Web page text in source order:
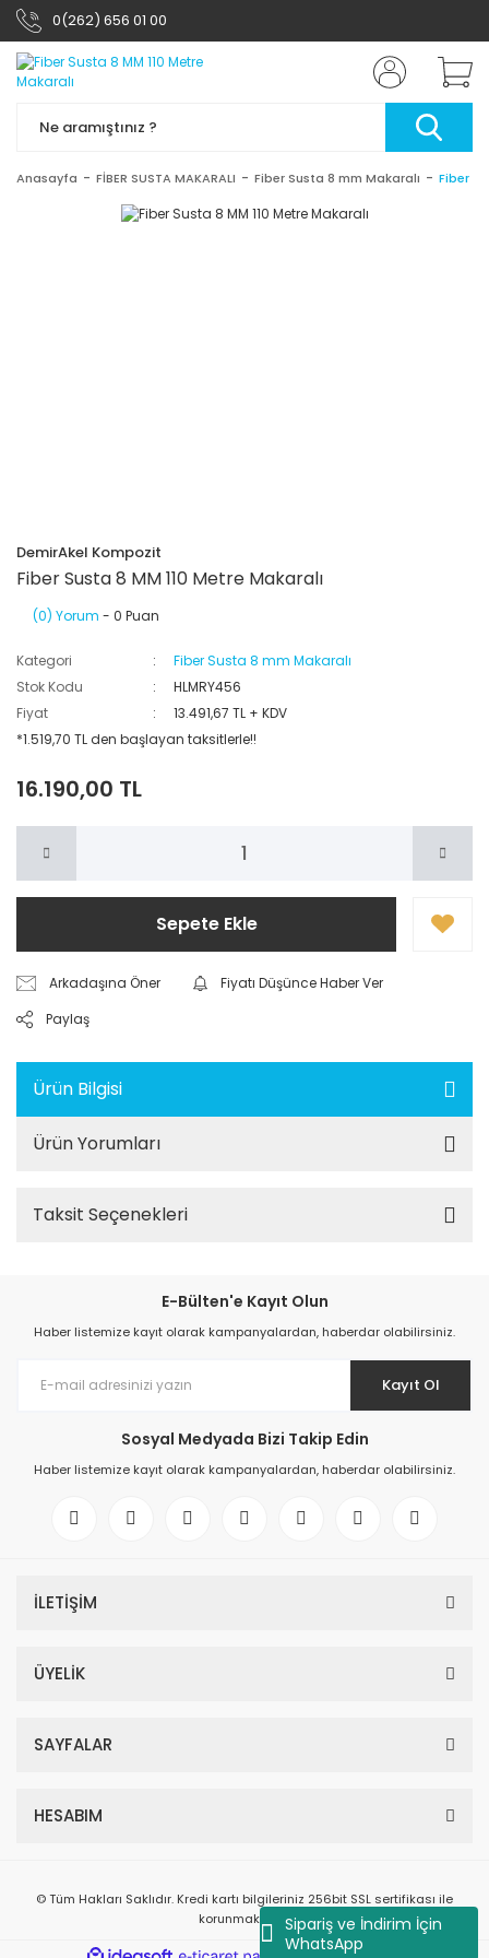
Sipariş ve İndirim İçin
WhatsApp
0(262) 656 01 00
Anasayfa FİBER SUSTA MAKARALI Fiber Susta 8 mm Makaralı Fiber
DemirAkel Kompozit
Fiber Susta 8 MM 110 Metre Makaralı
(0) Yorum - 0 Puan
Kategori
Fiber Susta 8 mm Makaralı
Stok Kodu
HLMRY456
Fiyat
13.491,67 TL + KDV
*1.519,70 TL den başlayan taksitlerle!!
16.190,00 TL
Sepete Ekle
Arkadaşına Öner
Fiyatı Düşünce Haber Ver
Paylaş
Ürün Bilgisi
Ürün Yorumları
Taksit Seçenekleri
E-Bülten'e Kayıt Olun
Haber listemize kayıt olarak kampanyalardan, haberdar olabilirsiniz.
Kayıt Ol
Sosyal Medyada Bizi Takip Edin
Haber listemize kayıt olarak kampanyalardan, haberdar olabilirsiniz.
İLETİŞİM
ÜYELİK
SAYFALAR
HESABIM
© Tüm Hakları Saklıdır. Kredi kartı bilgileriniz 256bit SSL sertifikası ile
korunmaktadır.